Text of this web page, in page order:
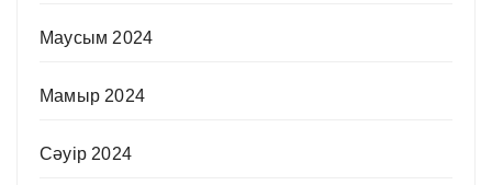
Маусым 2024
Мамыр 2024
Сәуір 2024